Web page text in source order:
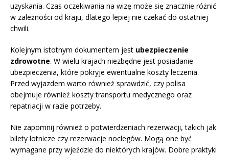
uzyskania. Czas oczekiwania na wizę może się znacznie różnić
w zależności od kraju, dlatego lepiej nie czekać do ostatniej
chwili.
Kolejnym istotnym dokumentem jest ubezpieczenie
zdrowotne. W wielu krajach niezbędne jest posiadanie
ubezpieczenia, które pokryje ewentualne koszty leczenia.
Przed wyjazdem warto również sprawdzić, czy polisa
obejmuje również koszty transportu medycznego oraz
repatriacji w razie potrzeby.
Nie zapomnij również o potwierdzeniach rezerwacji, takich jak
bilety lotnicze czy rezerwacje noclegów. Mogą one być
wymagane przy wjeździe do niektórych krajów. Dobre praktyki